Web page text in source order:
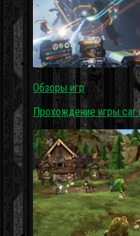
Обзоры игр
Прохождение игры car